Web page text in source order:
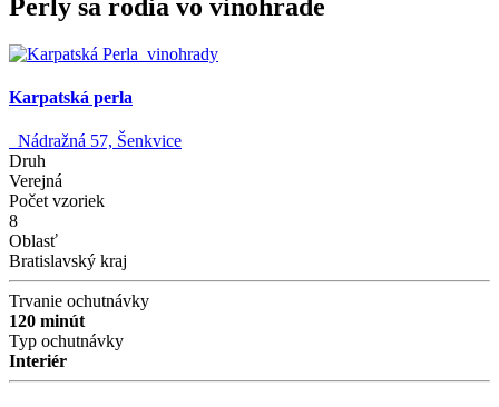
Perly sa rodia vo vinohrade
Karpatská perla
Nádražná 57, Šenkvice
Druh
Verejná
Počet vzoriek
8
Oblasť
Bratislavský kraj
Trvanie ochutnávky
120 minút
Typ ochutnávky
Interiér